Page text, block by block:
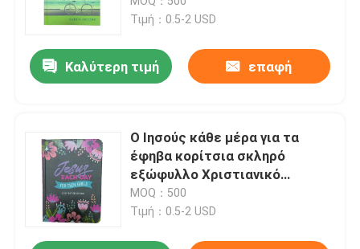
Προϊόντα
Βίντεο
Paper Smyth Sewn Binding
Τιμή：0.5-2 USD
Καλύτερη τιμή επαφή
Ο Ιησούς κάθε μέρα για τα
έφηβα κορίτσια σκληρό
εξώφυλλο Χριστιανικό
μυθιστόρημα Τύπωση με Sopt
UV και εξατομικευμένο
MOQ：500
Τιμή：0.5-2 USD